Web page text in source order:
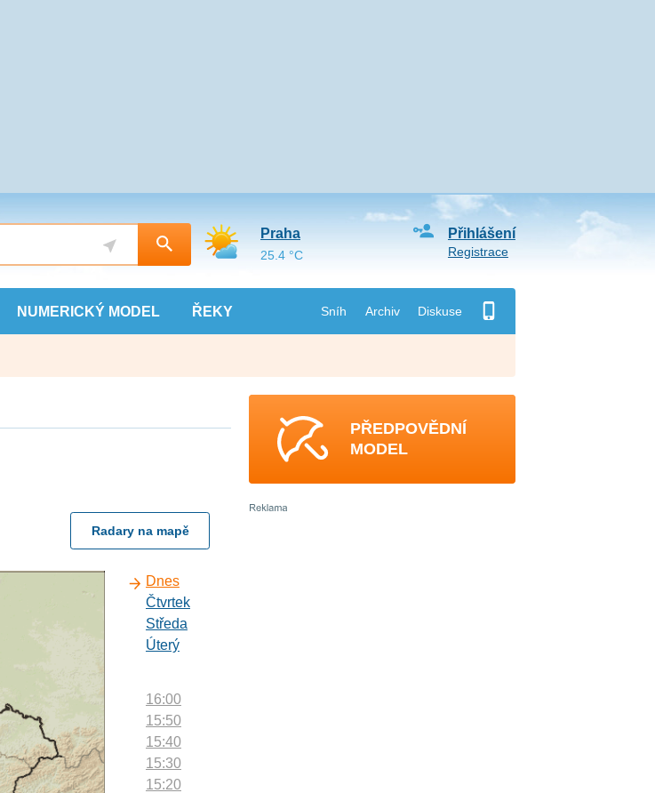
NUMERICKÝ MODEL ŘEKY Sníh Archiv Diskuse
Přihlášení
Registrace
Praha
25.4 °C
Radary na mapě
Dnes
Čtvrtek
Středa
Úterý
16:00
15:50
15:40
15:30
15:20
PŘEDPOVĚDNÍ
MODEL